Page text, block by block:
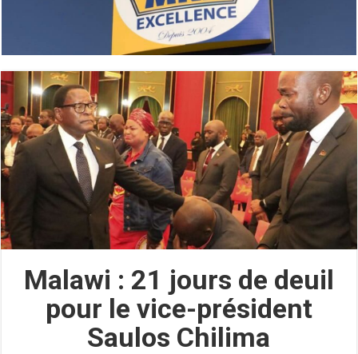
Malawi : 21 jours de deuil
pour le vice-président
Saulos Chilima